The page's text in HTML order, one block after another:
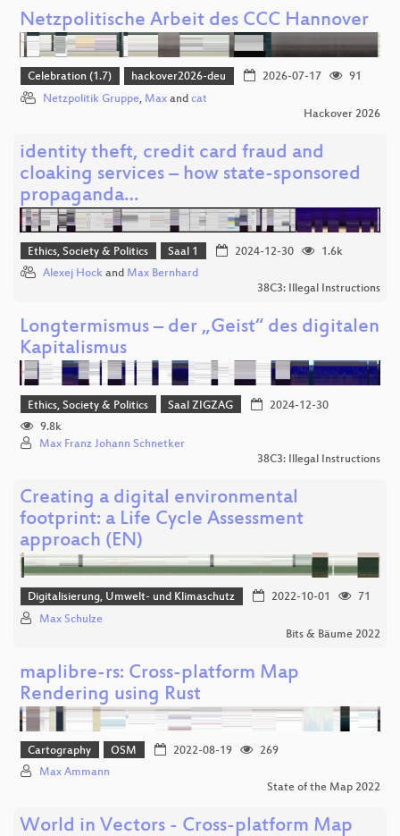
Netzpolitische Arbeit des CCC Hannover
Celebration (1.7) hackover2026-deu 2026-07-17
91
Netzpolitik Gruppe, Max and cat
Hackover 2026
identity theft, credit card fraud and
cloaking services – how state-sponsored
propaganda…
Ethics, Society & Politics Saal 1 2024-12-30
1.6k
Alexej Hock and Max Bernhard
38C3: Illegal Instructions
Longtermismus – der „Geist“ des digitalen
Kapitalismus
Ethics, Society & Politics Saal ZIGZAG
2024-12-30
9.8k
Max Franz Johann Schnetker
38C3: Illegal Instructions
Creating a digital environmental
footprint: a Life Cycle Assessment
approach (EN)
Digitalisierung, Umwelt- und Klimaschutz 2022-10-01
71
Max Schulze
Bits & Bäume 2022
maplibre-rs: Cross-platform Map
Rendering using Rust
Cartography OSM 2022-08-19
269
Max Ammann
State of the Map 2022
World in Vectors - Cross-platform Map